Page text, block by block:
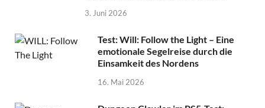
3. Juni 2026
Test: Will: Follow the Light – Eine
emotionale Segelreise durch die
Einsamkeit des Nordens
16. Mai 2026